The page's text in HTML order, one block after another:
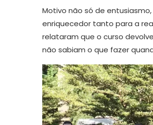
Motivo não só de
enriquecedor tanto para a
relataram que o curso
não sabiam o que fazer